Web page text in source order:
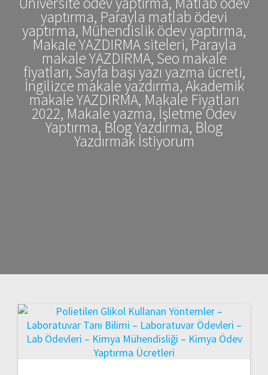
yaptırma, Parayla matlab ödevi
yaptırma, Mühendislik ödev yaptırma,
Makale YAZDIRMA siteleri, Parayla
makale YAZDIRMA, Seo makale
fiyatları, Sayfa başı yazı yazma ücreti,
İngilizce makale yazdırma, Akademik
makale YAZDIRMA, Makale Fiyatları
2022, Makale yazma, İşletme Ödev
Yaptırma, Blog Yazdırma, Blog
Yazdırmak İstiyorum